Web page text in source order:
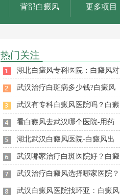
背部白癜风 更多项目
热门关注
湖北白癜风专科医院：白癜风对
武汉治疗白斑病多少钱?白癜风
武汉有专科白癜风医院吗？白癜
看白癜风去武汉哪个医院-用药
湖北武汉白癜风医院-白癜风出
武汉哪家治疗白斑医院好？白癜
武汉治疗白癜风选择哪家医院？
武汉白癜风医院找环亚：白癜风